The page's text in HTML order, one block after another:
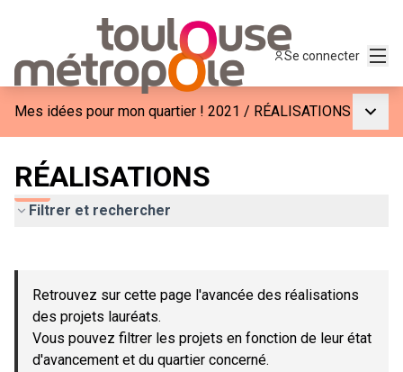
Se connecter
Mes idées pour mon quartier ! 2021 / RÉALISATIONS
RÉALISATIONS
Filtrer et rechercher
−
Retrouvez sur cette page l'avancée des réalisations
des projets lauréats.
Vous pouvez filtrer les projets en fonction de leur état
d'avancement et du quartier concerné.